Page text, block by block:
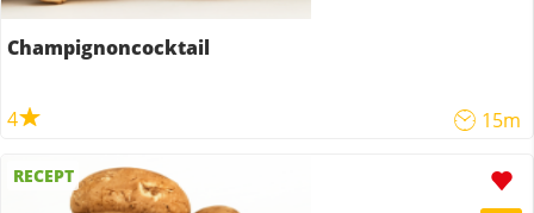
Champignoncocktail
4 15m
RECEPT